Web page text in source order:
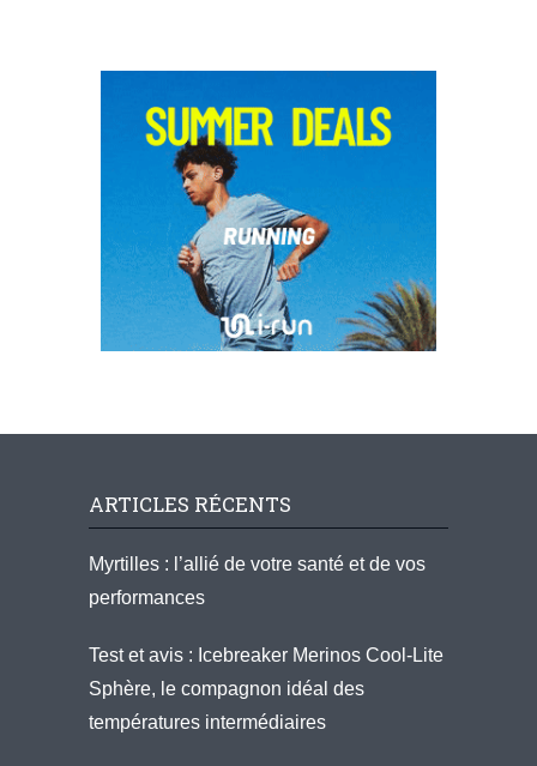
ARTICLES RÉCENTS
Myrtilles : l’allié de votre santé et de vos
performances
Test et avis : Icebreaker Merinos Cool-Lite
Sphère, le compagnon idéal des
températures intermédiaires